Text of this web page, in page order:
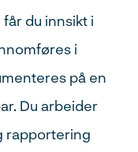
du innsikt i
i
på en
Du arbeider
rapportering